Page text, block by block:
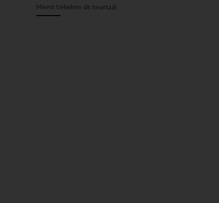
Meest bekeken dit kwartaal